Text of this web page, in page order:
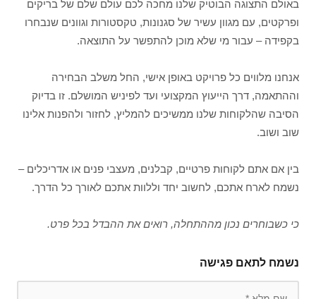
באולם התצוגה הבוטיק שלנו מחכה לכם עולם שלם של בריקים
ופרקטים, עם מגוון עשיר של סגנונות, טקסטורות וגוונים שנבחרו
בקפידה – עבור מי שלא מוכן להתפשר על התוצאה.
אנחנו מלווים כל פרויקט באופן אישי, החל משלב הבחירה
וההתאמה, דרך הייעוץ המקצועי ועד לפיניש המושלם. זו בדיוק
הסיבה שהלקוחות שלנו ממשיכים להמליץ, לחזור ולהפנות אלינו
שוב ושוב.
בין אם אתם לקוחות פרטיים, קבלנים, מעצבי פנים או אדריכלים –
נשמח לארח אתכם, לחשוב יחד וללוות אתכם לאורך כל הדרך.
כי כשבוחרים נכון מההתחלה, רואים את ההבדל בכל פרט.
נשמח לתאם פגישה